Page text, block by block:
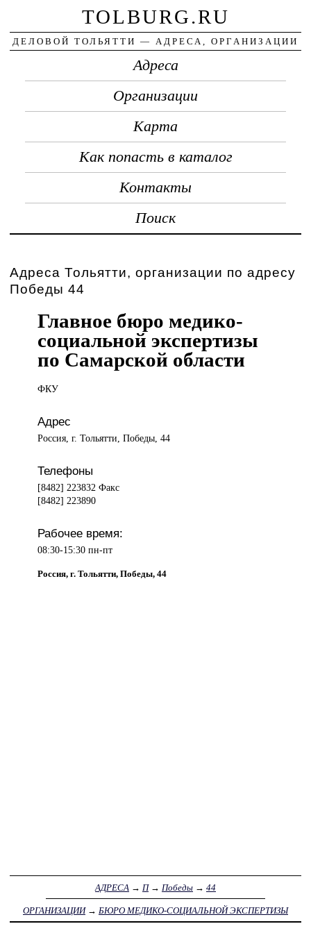
TOLBURG.RU
ДЕЛОВОЙ ТОЛЬЯТТИ — АДРЕСА, ОРГАНИЗАЦИИ
Адреса
Организации
Карта
Как попасть в каталог
Контакты
Поиск
Адреса Тольятти, организации по адресу
Победы 44
Главное бюро медико-
социальной экспертизы
по Самарской области
ФКУ
Адрес
Россия, г. Тольятти, Победы, 44
Телефоны
[8482] 223832 Факс
[8482] 223890
Рабочее время:
08:30-15:30 пн-пт
Россия, г. Тольятти, Победы, 44
АДРЕСА → П→ Победы → 44
ОРГАНИЗАЦИИ→ БЮРО МЕДИКО-СОЦИАЛЬНОЙ ЭКСПЕРТИЗЫ